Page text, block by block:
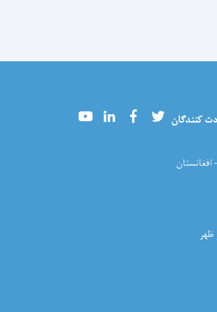
کنندگان YoutubeLinkedInFacebookTwitter